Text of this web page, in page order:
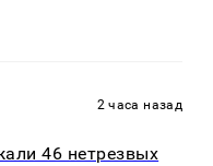
2 часа назад
46 нетрезвых